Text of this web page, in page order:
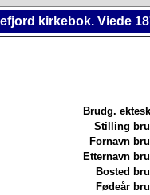
kirkebok. Viede
Brudg.
Stilling
Fornavn
Etternavn
Bosted
Fødeår